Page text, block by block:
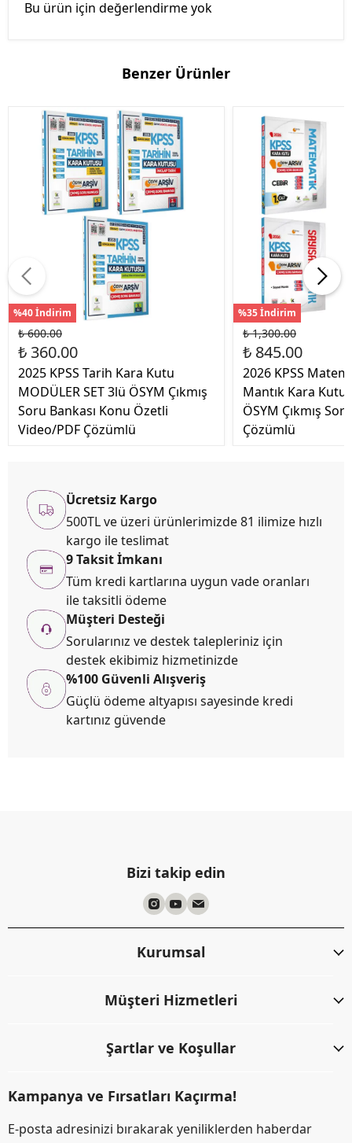
Bu ürün için değerlendirme yok
Benzer Ürünler
%40 İndirim
₺ 600.00
₺ 360.00
2025 KPSS Tarih Kara Kutu
MODÜLER SET 3lü ÖSYM Çıkmış
Soru Bankası Konu Özetli
Video/PDF Çözümlü
%35 İndirim
₺ 1,300.00
₺ 845.00
2026 KPSS
Mantık Kara Kutu
ÖSYM Çıkmış
Çözümlü
Ücretsiz Kargo
500TL ve üzeri ürünlerimizde 81 ilimize hızlı
kargo ile teslimat
9 Taksit İmkanı
Tüm kredi kartlarına uygun vade oranları
ile taksitli ödeme
Müşteri Desteği
Sorularınız ve destek talepleriniz için
destek ekibimiz hizmetinizde
%100 Güvenli Alışveriş
Güçlü ödeme altyapısı sayesinde kredi
kartınız güvende
Bizi takip edin
Kurumsal
Müşteri Hizmetleri
Şartlar ve Koşullar
Kampanya ve Fırsatları Kaçırma!
E-posta adresinizi bırakarak yeniliklerden haberdar